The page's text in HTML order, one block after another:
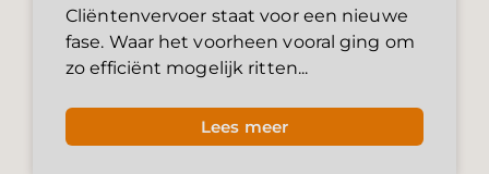
Cliëntenvervoer staat voor een nieuwe
fase. Waar het voorheen vooral ging om
zo efficiënt mogelijk ritten...
Lees meer